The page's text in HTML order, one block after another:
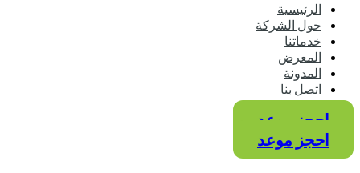
الرئيسية
حول الشركة
خدماتنا
المعرض
المدونة
اتصل بنا
احجز موعد
احجز موعد